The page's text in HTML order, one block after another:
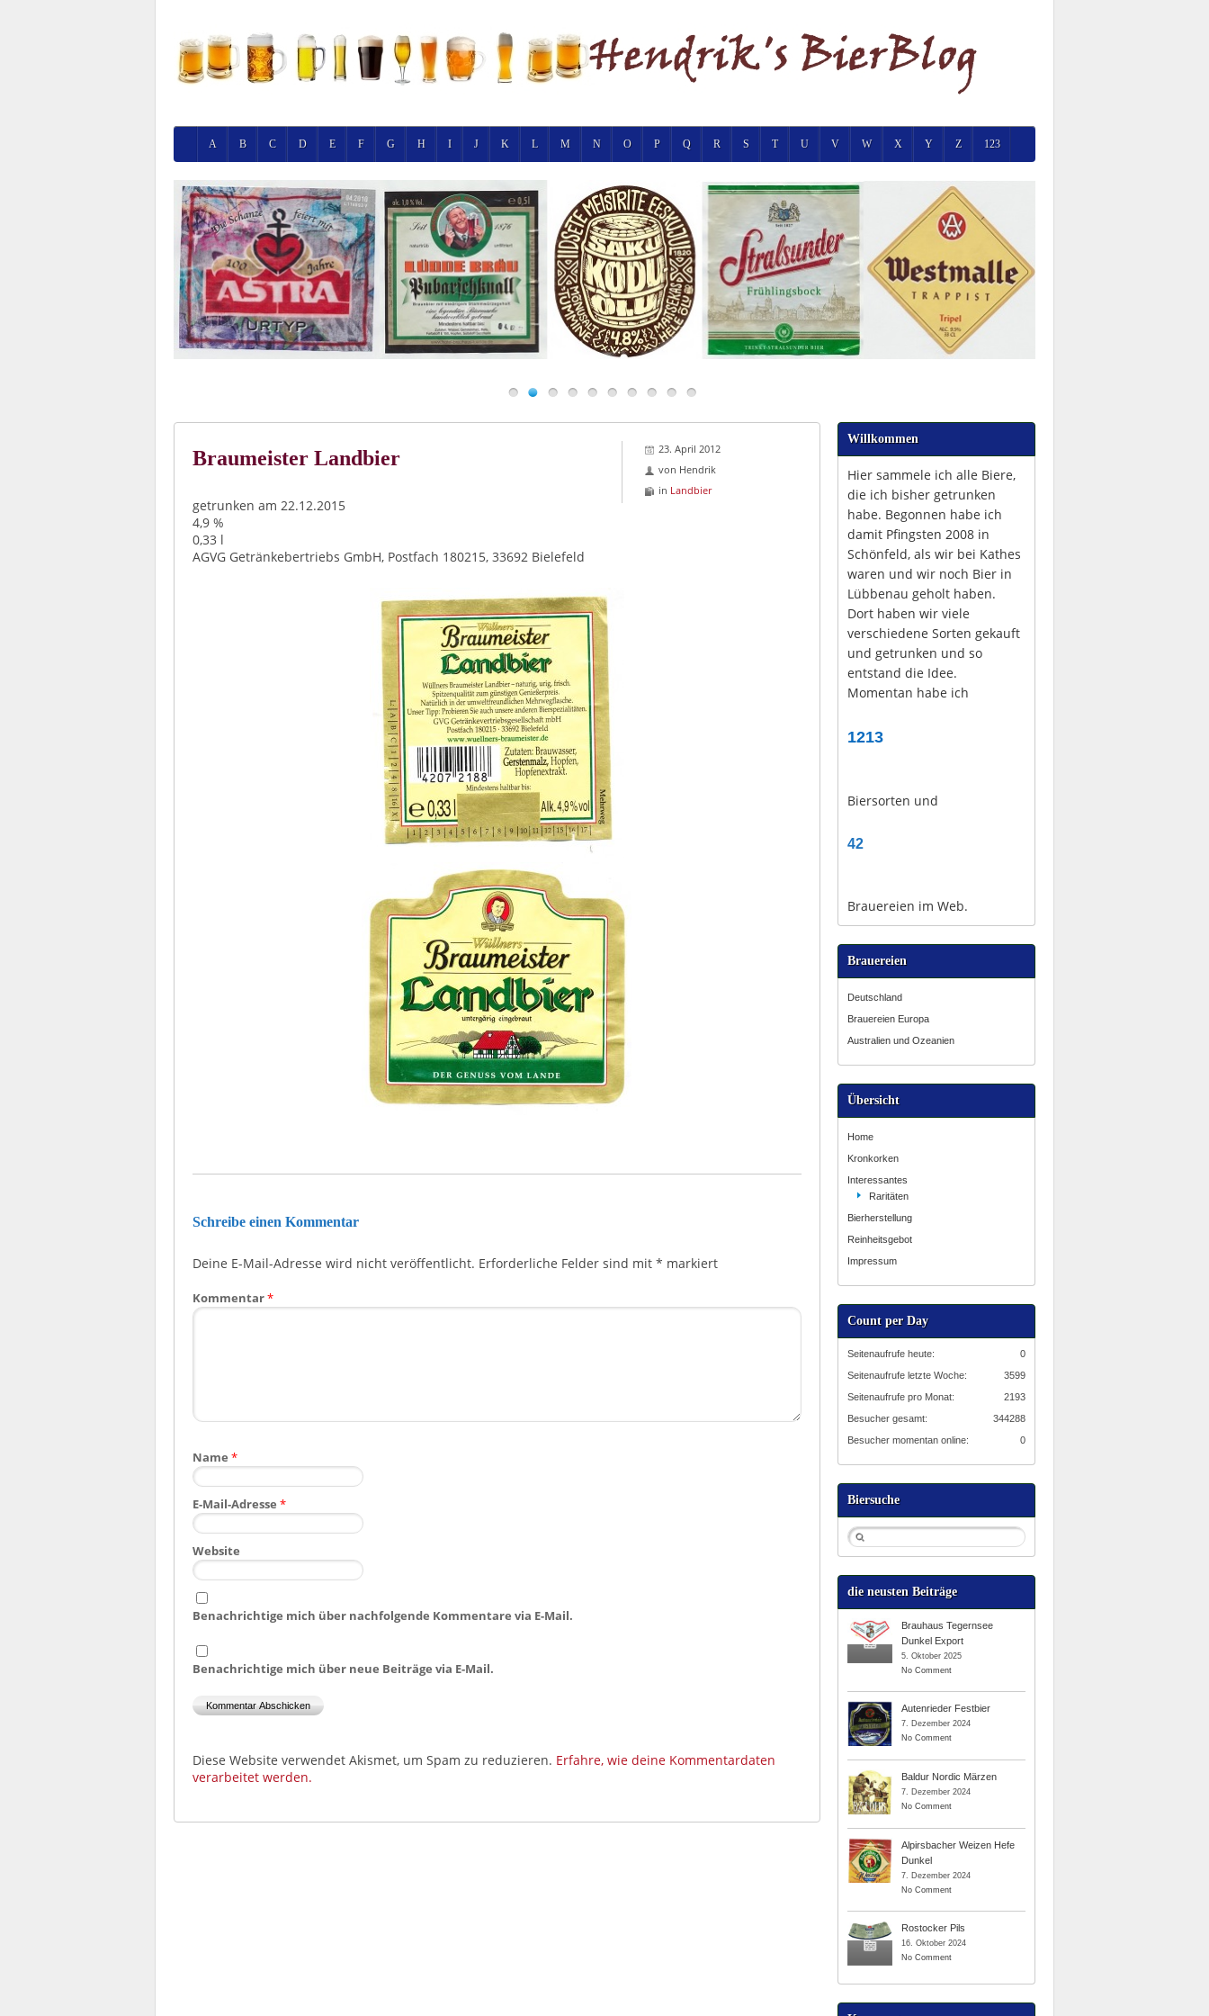
A B C D E F G H I J K L M N O P Q R S T U V W X Y Z 123
23. April 2012
von Hendrik
in Landbier
Braumeister Landbier
getrunken am 22.12.2015
4,9 %
0,33 l
AGVG Getränkebertriebs GmbH, Postfach 180215, 33692 Bielefeld
Schreibe einen Kommentar
Deine E-Mail-Adresse wird nicht veröffentlicht. Erforderliche Felder sind mit * markiert
Kommentar*
Name *
E-Mail-Adresse *
Website
Benachrichtige mich über nachfolgende Kommentare via E-Mail.
Benachrichtige mich über neue Beiträge via E-Mail.
Diese Website verwendet Akismet, um Spam zu reduzieren. Erfahre, wie deine Kommentardaten
verarbeitet werden.
Willkommen
Hier sammele ich alle Biere,
die ich bisher getrunken
habe. Begonnen habe ich
damit Pfingsten 2008 in
Schönfeld, als wir bei Kathes
waren und wir noch Bier in
Lübbenau geholt haben.
Dort haben wir viele
verschiedene Sorten gekauft
und getrunken und so
entstand die Idee.
Momentan habe ich
1213
Biersorten und
42
Brauereien im Web.
Brauereien
Deutschland
Brauereien Europa
Australien und Ozeanien
Übersicht
Home
Kronkorken
Interessantes
Raritäten
Bierherstellung
Reinheitsgebot
Impressum
Count per Day
0
Seitenaufrufe heute:
3599
Seitenaufrufe letzte Woche:
2193
Seitenaufrufe pro Monat:
344288
Besucher gesamt:
0
Besucher momentan online:
Biersuche
die neusten Beiträge
Brauhaus Tegernsee
Dunkel Export
5. Oktober 2025
No Comment
Autenrieder Festbier
7. Dezember 2024
No Comment
Baldur Nordic Märzen
7. Dezember 2024
No Comment
Alpirsbacher Weizen Hefe
Dunkel
7. Dezember 2024
No Comment
Rostocker Pils
16. Oktober 2024
No Comment